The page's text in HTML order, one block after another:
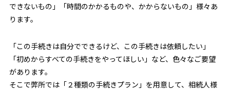
できないもの」「時間のかかるものや、かからないもの」様々あ
ります。
「この手続きは自分でできるけど、この手続きは依頼したい」
「初めからすべての手続きをやってほしい」など、色々なご要望
があります。
そこで弊所では「２種類の手続きプラン」を用意して、相続人様